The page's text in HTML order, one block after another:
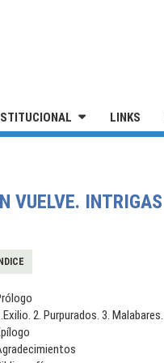
LINKS
VUELVE.
2. Purpurados. 3.